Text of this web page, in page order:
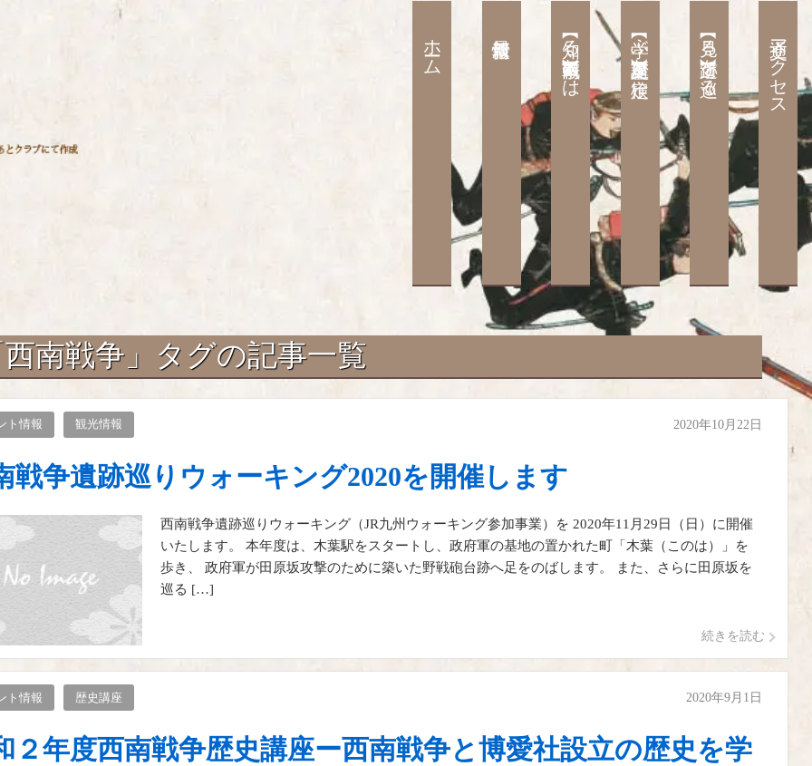
ホーム 【知る】西南戦争とは 【学ぶ】歴史講座と検定 【見る】遺跡を巡る 交通アクセス
西南戦争 」タグの記事一覧
ト情報 観光情報 2020年10月22日
戦争遺跡巡りウォーキング2020を開催します
西南戦争遺跡巡りウォーキング（JR九州ウォーキング参加事業）を 2020年11月29日（日）に開催
いたします。 本年度は、木葉駅をスタートし、政府軍の基地の置かれた町「木葉（このは）」を
歩き、 政府軍が田原坂攻撃のために築いた野戦砲台跡へ足をのばします。 また、さらに田原坂を
巡る […]
続きを読む
ト情報 歴史講座 2020年9月1日
２年度西南戦争歴史講座ー西南戦争と博愛社設立の歴史を学